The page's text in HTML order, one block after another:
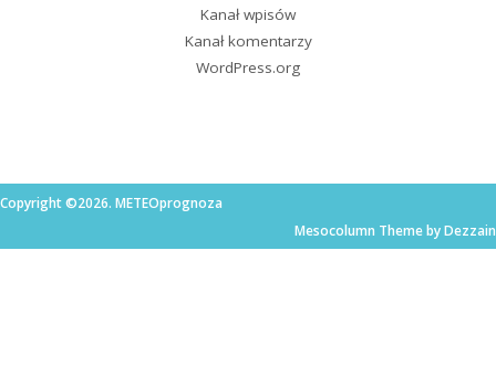
Kanał wpisów
Kanał komentarzy
WordPress.org
Copyright ©2026. METEOprognoza
Mesocolumn Theme by Dezzain